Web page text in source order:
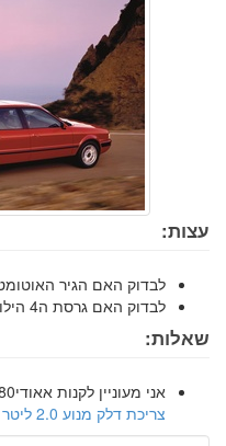
עצות:
לבדוק האם הגיר
לבדוק האם גרסת ה4 הילוכים מתאימה לצרכים שלך
שאלות:
אני מעוניין לקנות אאודי80 נפח מנוע 2000 ס"ק משנת 93 ...
צריכת דלק מנוע 2.0 ליטר